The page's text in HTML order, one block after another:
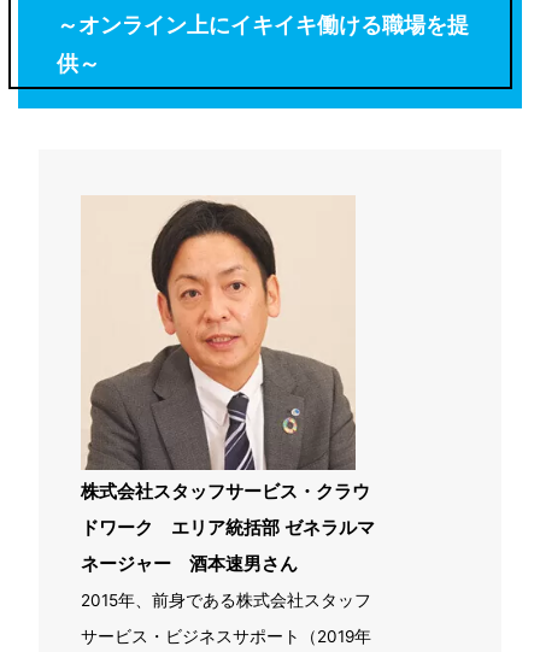
～オンライン上にイキイキ働ける職場を提
供～
株式会社スタッフサービス・クラウ
ドワーク エリア統括部 ゼネラルマ
ネージャー 酒本速男さん
2015年、前身である株式会社スタッフ
サービス・ビジネスサポート（2019年